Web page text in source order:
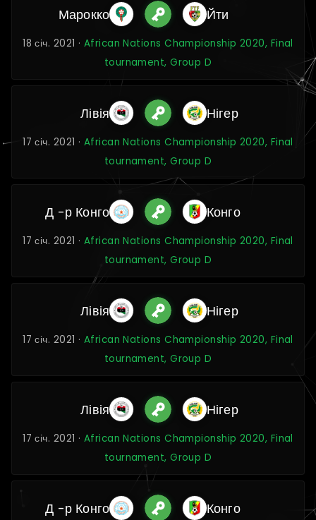
Марокко Йти
18 січ. 2021 · African Nations Championship 2020, Final
tournament, Group D
Лівія Нігер
17 січ. 2021 · African Nations Championship 2020, Final
tournament, Group D
Д -р Конго Конго
17 січ. 2021 · African Nations Championship 2020, Final
tournament, Group D
Лівія Нігер
17 січ. 2021 · African Nations Championship 2020, Final
tournament, Group D
Лівія Нігер
17 січ. 2021 · African Nations Championship 2020, Final
tournament, Group D
Д -р Конго Конго